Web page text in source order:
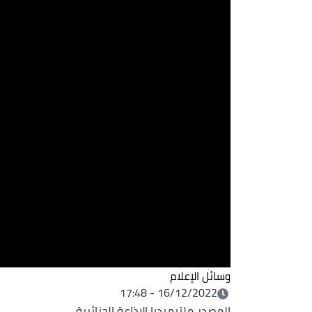
وسائل الإعلام
16/12/2022 - 17:48